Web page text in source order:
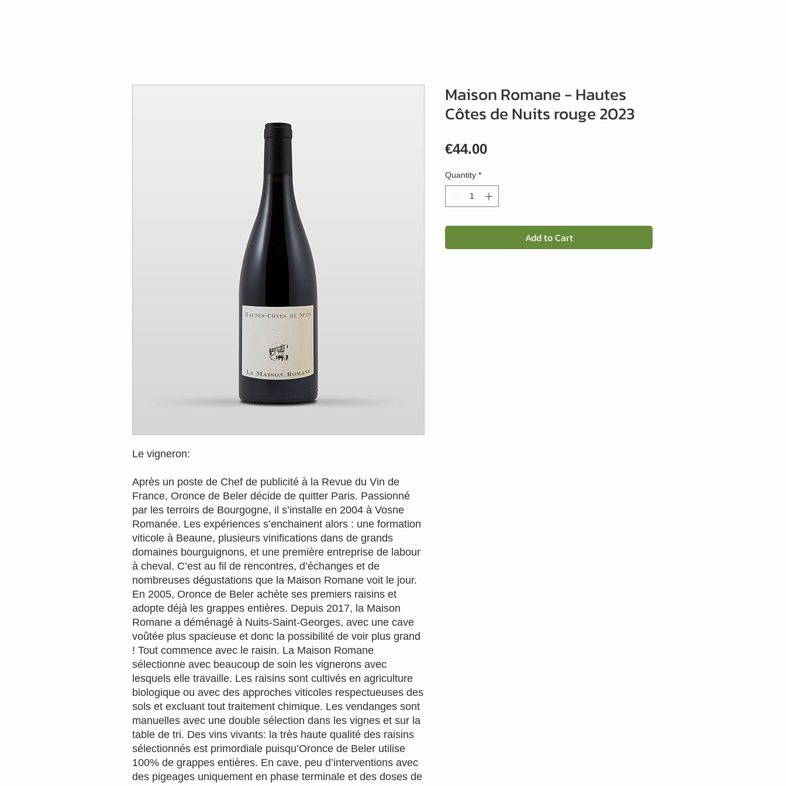
Le vigneron:
Après un poste de Chef de publicité à la Revue du Vin de
France, Oronce de Beler décide de quitter Paris. Passionné
par les terroirs de Bourgogne, il s’installe en 2004 à Vosne
Romanée. Les expériences s’enchainent alors : une formation
viticole à Beaune, plusieurs vinifications dans de grands
domaines bourguignons, et une première entreprise de labour
à cheval. C’est au fil de rencontres, d’échanges et de
nombreuses dégustations que la Maison Romane voit le jour.
En 2005, Oronce de Beler achète ses premiers raisins et
adopte déjà les grappes entières. Depuis 2017, la Maison
Romane a déménagé à Nuits-Saint-Georges, avec une cave
voûtée plus spacieuse et donc la possibilité de voir plus grand
! Tout commence avec le raisin. La Maison Romane
sélectionne avec beaucoup de soin les vignerons avec
lesquels elle travaille. Les raisins sont cultivés en agriculture
biologique ou avec des approches viticoles respectueuses des
sols et excluant tout traitement chimique. Les vendanges sont
manuelles avec une double sélection dans les vignes et sur la
table de tri. Des vins vivants: la très haute qualité des raisins
sélectionnés est primordiale puisqu’Oronce de Beler utilise
100% de grappes entières. En cave, peu d’interventions avec
des pigeages uniquement en phase terminale et des doses de
Maison Romane - Hautes
Côtes de Nuits rouge 2023
€44.00Price
Quantity *
Add to Cart